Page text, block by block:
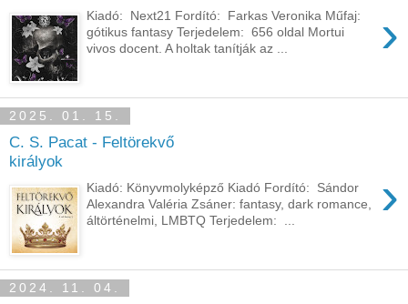
›
Kiadó: Next21 Fordító: Farkas Veronika Műfaj:
gótikus fantasy Terjedelem: 656 oldal Mortui
vivos docent. A holtak tanítják az ...
2025. 01. 15.
C. S. Pacat - Feltörekvő
királyok
›
Kiadó: Könyvmolyképző Kiadó Fordító: Sándor
Alexandra Valéria Zsáner: fantasy, dark romance,
áltörténelmi, LMBTQ Terjedelem: ...
2024. 11. 04.